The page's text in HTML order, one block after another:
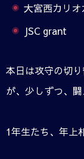
大宮西カリオ
JSC grant
本日は攻守の切
が、少しずつ、
1年生たち、年上